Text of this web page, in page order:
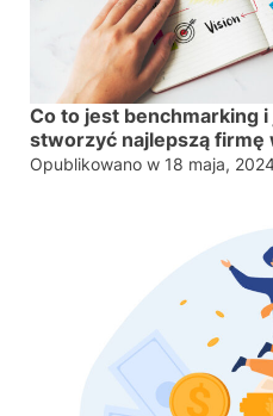
Co to jest benchmarking
stworzyć najlepszą firmę
Opublikowano w 18 maja,